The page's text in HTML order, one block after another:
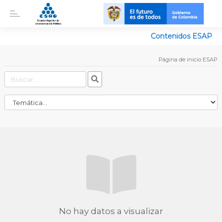
Contenidos ESAP
Página de inicio ESAP
No hay datos a visualizar